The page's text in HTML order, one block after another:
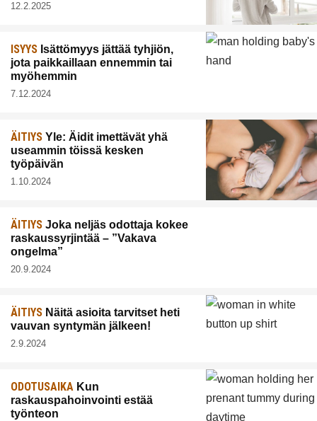
12.2.2025
ISYYS Isättömyys jättää tyhjiön,
jota paikkaillaan ennemmin tai
myöhemmin
7.12.2024
ÄITIYS Yle: Äidit imettävät yhä
useammin töissä kesken
työpäivän
1.10.2024
ÄITIYS Joka neljäs odottaja kokee
raskaussyrjintää – ”Vakava
ongelma”
20.9.2024
ÄITIYS Näitä asioita tarvitset heti
vauvan syntymän jälkeen!
2.9.2024
ODOTUSAIKA Kun
raskauspahoinvointi estää
työnteon